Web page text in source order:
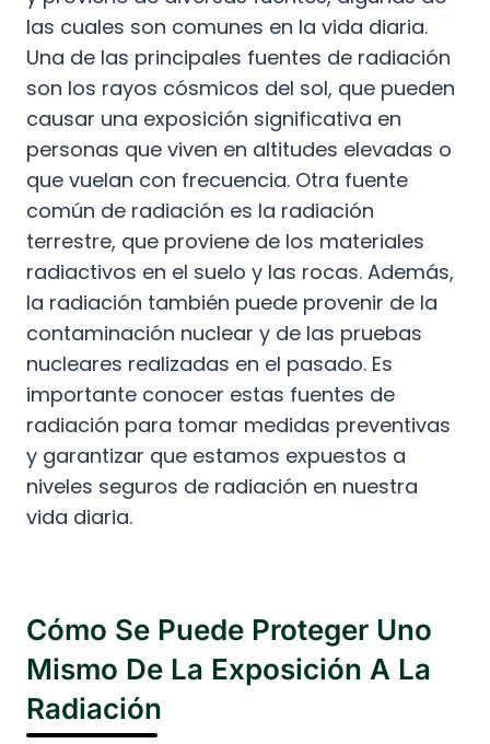
las cuales son comunes en la vida diaria.
Una de las principales fuentes de radiación
son los rayos cósmicos del sol, que pueden
causar una exposición significativa en
personas que viven en altitudes elevadas o
que vuelan con frecuencia. Otra fuente
común de radiación es la radiación
terrestre, que proviene de los materiales
radiactivos en el suelo y las rocas. Además,
la radiación también puede provenir de la
contaminación nuclear y de las pruebas
nucleares realizadas en el pasado. Es
importante conocer estas fuentes de
radiación para tomar medidas preventivas
y garantizar que estamos expuestos a
niveles seguros de radiación en nuestra
vida diaria.
Cómo Se Puede Proteger Uno
Mismo De La Exposición A La
Radiación